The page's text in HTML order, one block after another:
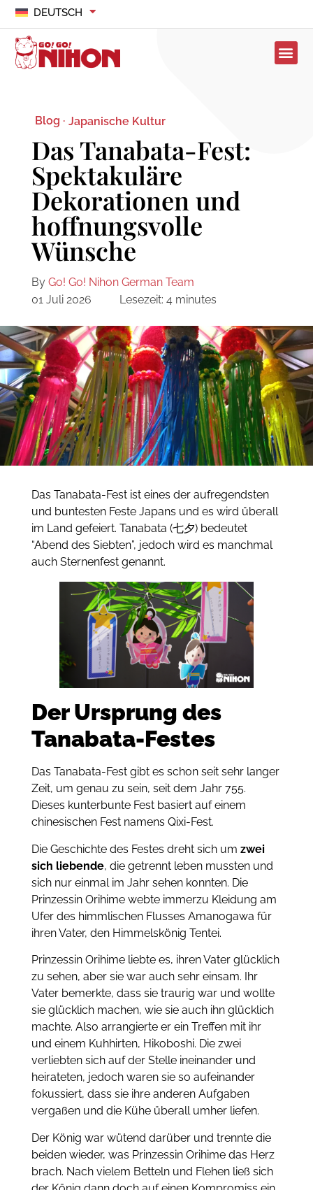
DEUTSCH
Blog · Japanische Kultur
Das Tanabata-Fest:
Spektakuläre
Dekorationen und
hoffnungsvolle
Wünsche
By Go! Go! Nihon German Team
01 Juli 2026
Lesezeit: 4 minutes
Das Tanabata-Fest ist eines der aufregendsten
und buntesten Feste Japans und es wird überall
im Land gefeiert. Tanabata (七夕) bedeutet
“Abend des Siebten”, jedoch wird es manchmal
auch Sternenfest genannt.
Der Ursprung des
Tanabata-Festes
Das Tanabata-Fest gibt es schon seit sehr langer
Zeit, um genau zu sein, seit dem Jahr 755.
Dieses kunterbunte Fest basiert auf einem
chinesischen Fest namens Qixi-Fest.
Die Geschichte des Festes dreht sich um zwei
sich liebende, die getrennt leben mussten und
sich nur einmal im Jahr sehen konnten. Die
Prinzessin Orihime webte immerzu Kleidung am
Ufer des himmlischen Flusses Amanogawa für
ihren Vater, den Himmelskönig Tentei.
Prinzessin Orihime liebte es, ihren Vater glücklich
zu sehen, aber sie war auch sehr einsam. Ihr
Vater bemerkte, dass sie traurig war und wollte
sie glücklich machen, wie sie auch ihn glücklich
machte. Also arrangierte er ein Treffen mit ihr
und einem Kuhhirten, Hikoboshi. Die zwei
verliebten sich auf der Stelle ineinander und
heirateten, jedoch waren sie so aufeinander
fokussiert, dass sie ihre anderen Aufgaben
vergaßen und die Kühe überall umher liefen.
Der König war wütend darüber und trennte die
beiden wieder, was Prinzessin Orihime das Herz
brach. Nach vielem Betteln und Flehen ließ sich